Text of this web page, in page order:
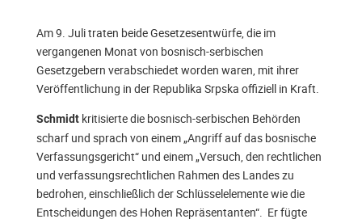
Am 9. Juli traten beide Gesetzesentwürfe, die im
vergangenen Monat von bosnisch-serbischen
Gesetzgebern verabschiedet worden waren, mit ihrer
Veröffentlichung in der Republika Srpska offiziell in Kraft.
Schmidtkritisierte die bosnisch-serbischen Behörden
scharf und sprach von einem „Angriff auf das bosnische
Verfassungsgericht“ und einem „Versuch, den rechtlichen
und verfassungsrechtlichen Rahmen des Landes zu
bedrohen, einschließlich der Schlüsselelemente wie die
Entscheidungen des Hohen Repräsentanten“. Er fügte